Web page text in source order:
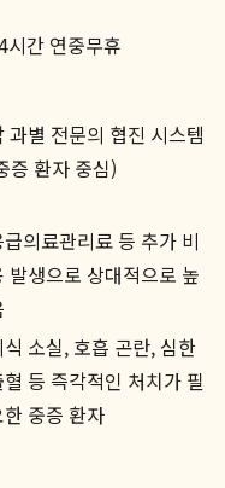
시간 연중무휴
과별 전문의 협진 시스템
증 환자 중심)
급의료관리료 등 추가 비
발생으로 상대적으로 높
식 소실, 호흡 곤란, 심한
혈 등 즉각적인 처치가 필
중증 환자